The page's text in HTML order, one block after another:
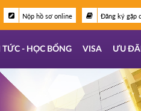
Nộp hồ sơ online Đăng ký gặp
TỨC - HỌC BỔNG VISA ƯU ĐÃI